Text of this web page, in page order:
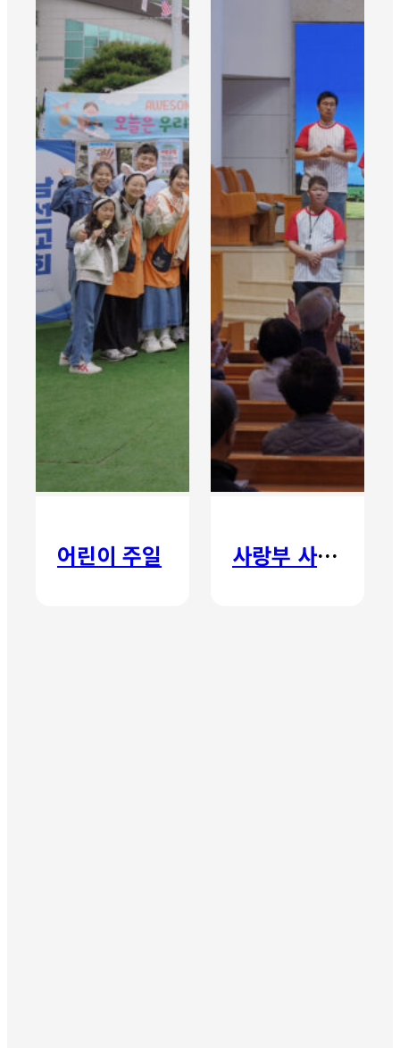
어린이 주일 사랑부 사랑주일